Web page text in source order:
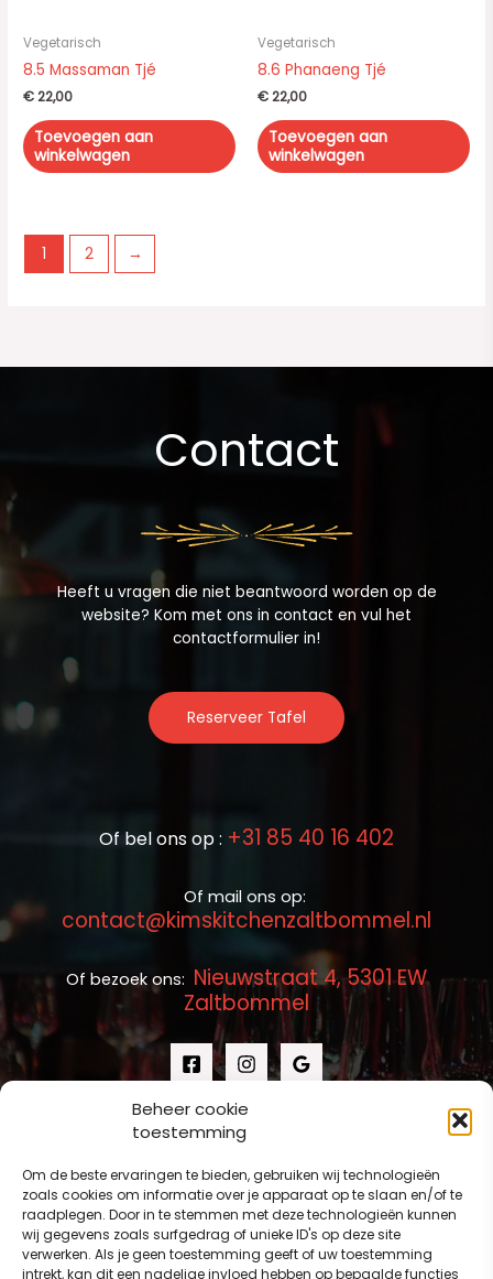
Beheer cookie
toestemming
Om de beste ervaringen te bieden, gebruiken wij technologieën
zoals cookies om informatie over je apparaat op te slaan en/of te
raadplegen. Door in te stemmen met deze technologieën kunnen
wij gegevens zoals surfgedrag of unieke ID's op deze site
verwerken. Als je geen toestemming geeft of uw toestemming
intrekt, kan dit een nadelige invloed hebben op bepaalde functies
Vegetarisch
8.5 Massaman Tjé
€22,00
Toevoegen aan
winkelwagen
Vegetarisch
8.6 Phanaeng Tjé
€22,00
Toevoegen aan
winkelwagen
1 2 →
Contact
Heeft u vragen die niet beantwoord worden op de
website? Kom met ons in contact en vul het
contactformulier in!
Reserveer Tafel
Of bel ons op : +31 85 40 16 402
Of mail ons op:
contact@kimskitchenzaltbommel.nl
Of bezoek ons: Nieuwstraat 4, 5301 EW
Zaltbommel